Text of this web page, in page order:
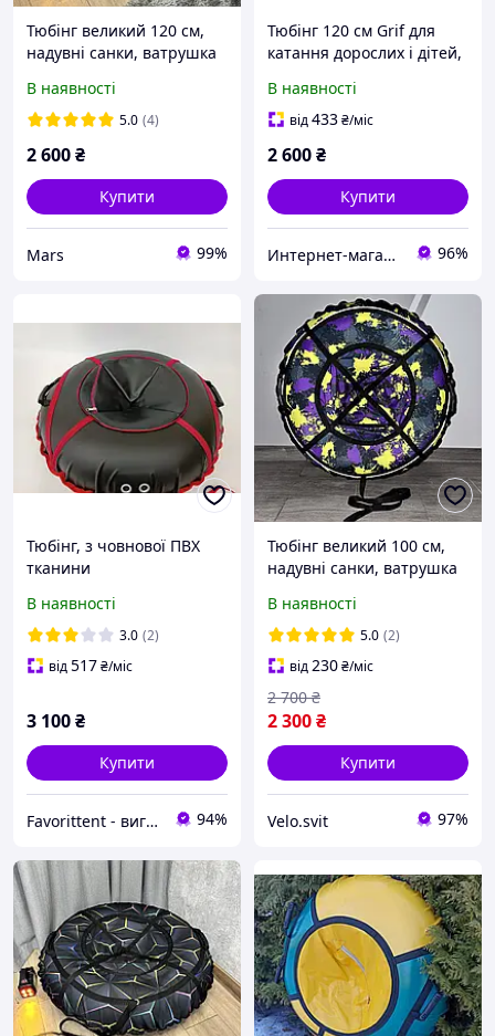
Тюбінг великий 120 см,
надувні санки, ватрушка
тюбінг для катання на
гірці
В наявності
5.0 (4)
2 600₴
Купити
Mars 99%
Тюбінг 120 см Grif для
катання дорослих і дітей,
В наявності
від433₴/міс
2 600₴
Купити
Интернет-магазин TVOЁ 96%
Тюбінг, з човнової ПВХ
тканини
В наявності
3.0 (2)
від517₴/міс
3 100₴
Купити
Favorittent - виготовимо безкаркасні меблі, тюбінги, м'які вікна, тенти. 94%
Тюбінг великий 100 см,
надувні санки, ватрушка
катання на гірці
В наявності
5.0 (2)
від230₴/міс
2 300₴
2 700 ₴
Купити
Velo.svit 97%